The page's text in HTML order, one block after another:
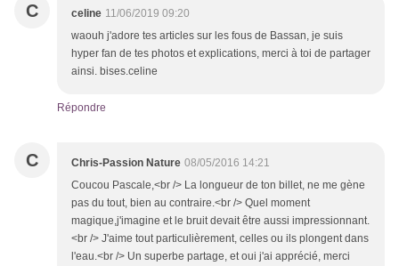
C celine 11/06/2019 09:20
waouh j'adore tes articles sur les fous de Bassan, je suis
hyper fan de tes photos et explications, merci à toi de partager
ainsi. bises.celine
Répondre
C Chris-Passion Nature 08/05/2016 14:21
Coucou Pascale,<br /> La longueur de ton billet, ne me gène
pas du tout, bien au contraire.<br /> Quel moment
magique,j'imagine et le bruit devait être aussi impressionnant.
<br /> J'aime tout particulièrement, celles ou ils plongent dans
l'eau.<br /> Un superbe partage, et oui j'ai apprécié, merci